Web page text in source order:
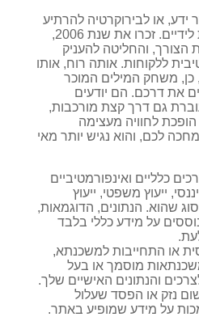
ידע, או לבירוקרטיה להרתיע
אתכם. קחו את המושכות לידיים. זכרו את שנת 2006,
והחליטה להעניק
ללקוחות. אותה רוח, אותו
כן, משחק המילים המוכר
את דרכם. הם יודעים
גם דרך קצת מורכבות,
הופכת לחוויה מעצימה
לכם, והוא נגיש יותר מאי
כלליים ואינפורמטיביים
ייעוץ משפטי, ייעוץ
שהוא. הנתונים, הדוגמאות,
על מידע כללי בלבד
או התחייבות למשכנתא,
מוסמך או בעל
והנתונים האישיים שלך.
נזק או הפסד שעלול
על מידע שמופיע באתר.